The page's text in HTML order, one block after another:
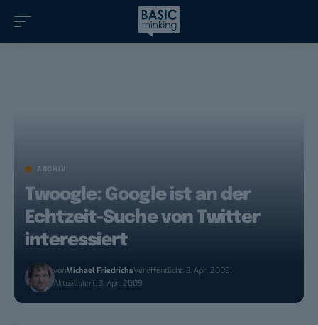
ARCHIV
Twoogle: Google ist an der
Echtzeit-Suche von Twitter
interessiert
vonMichael FriedrichsVeröffentlicht: 3. Apr. 2009
Aktualisiert: 3. Apr. 2009